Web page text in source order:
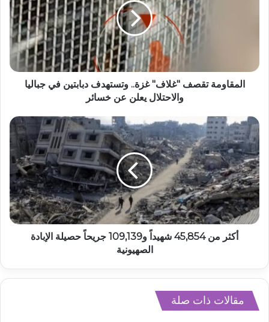
المقاومة تقصف "غلاف" غزة.. وتستهدف دبابتين في جباليا
والاحتلال يعلن عن خسائر
أكثر من 45,854 شهيداً و109,139 جريحاً حصيلة الإبادة
الصهيونية
مقالات ذات صلة